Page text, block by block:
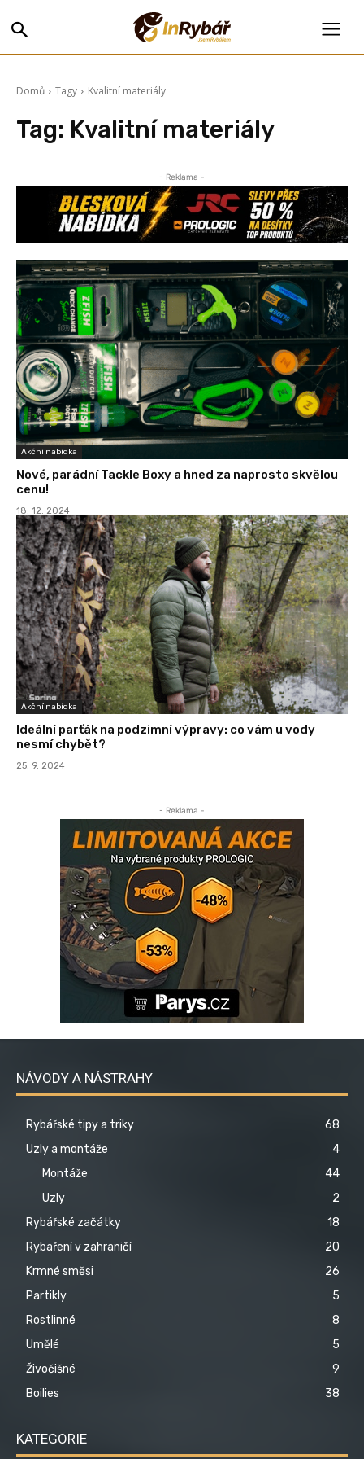
Domů Tagy Kvalitní materiály
Tag: Kvalitní materiály
- Reklama -
Akční nabídka
Nové, parádní Tackle Boxy a hned za naprosto skvělou
cenu!
18. 12. 2024
Akční nabídka
Ideální parťák na podzimní výpravy: co vám u vody
nesmí chybět?
25. 9. 2024
- Reklama -
NÁVODY A NÁSTRAHY
Rybářské tipy a triky
68
Uzly a montáže
4
Montáže
44
Uzly
2
Rybářské začátky
18
Rybaření v zahraničí
20
Krmné směsi
26
Partikly
5
Rostlinné
8
Umělé
5
Živočišné
9
Boilies
38
KATEGORIE